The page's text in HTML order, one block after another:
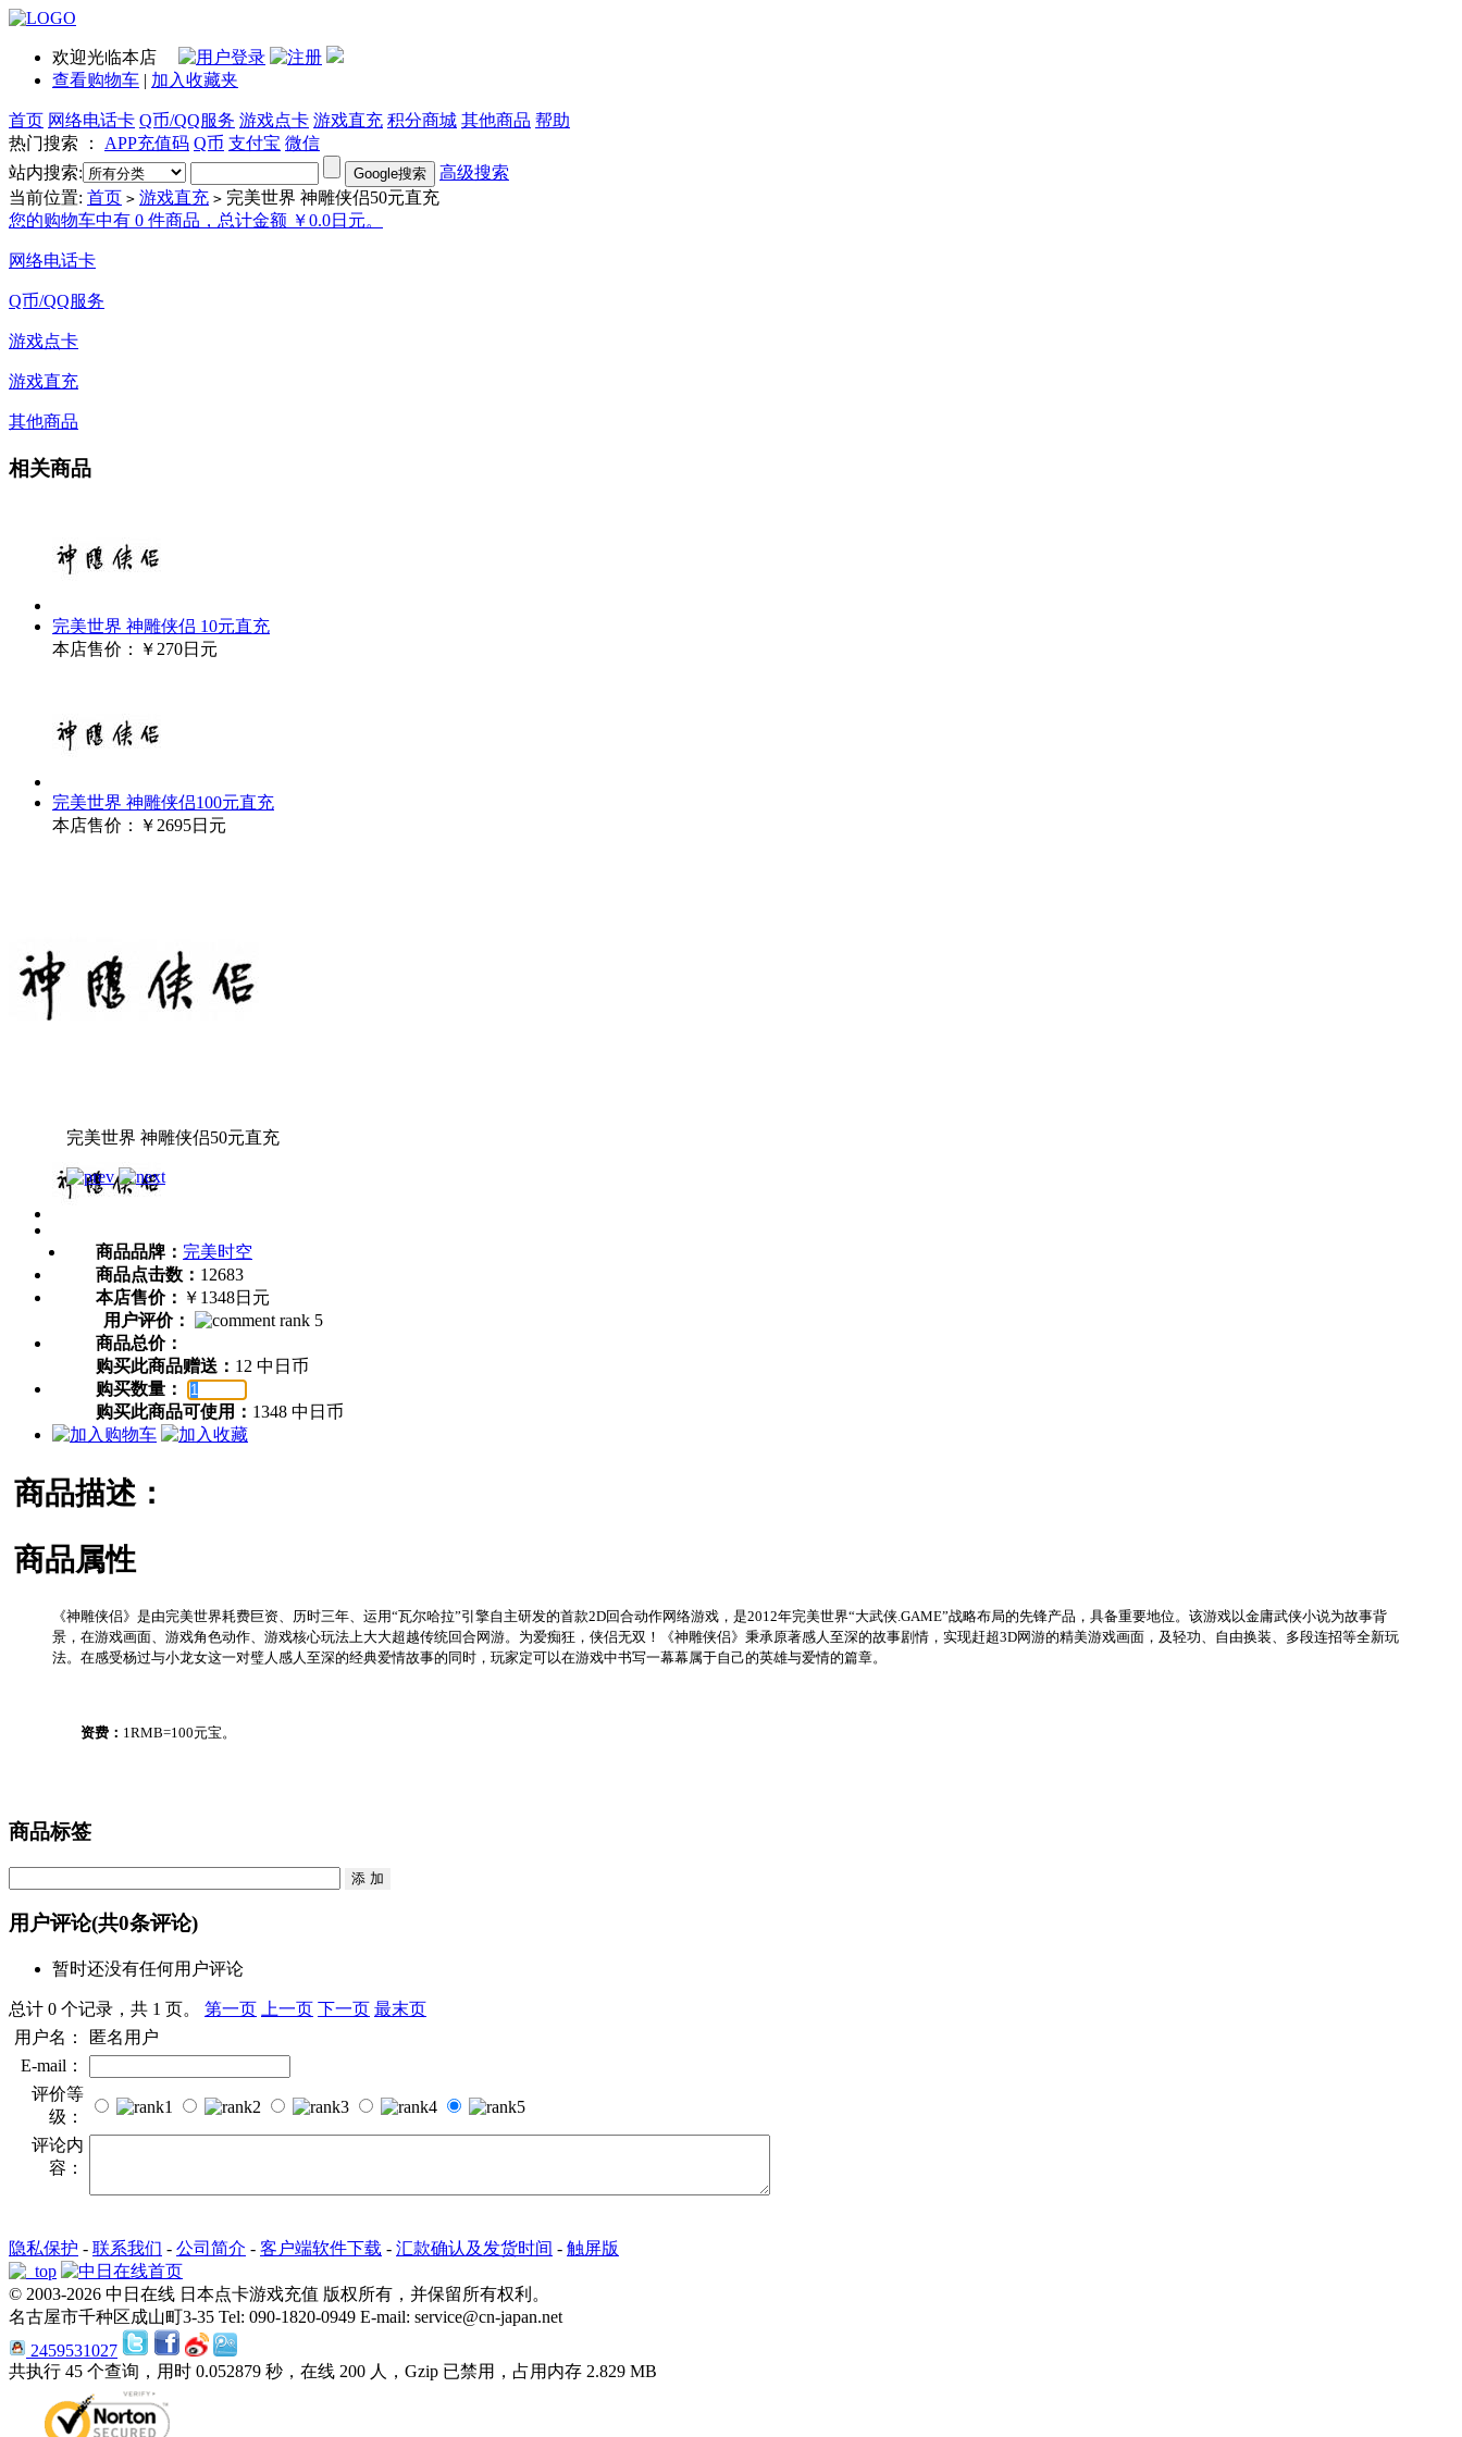
欢迎光临本店
查看购物车 | 加入收藏夹
首页 网络电话卡 Q币/QQ服务 游戏点卡 游戏直充 积分商城 其他商品 帮助
热门搜索 ： APP充值码 Q币 支付宝 微信
站内搜索:
高级搜索
当前位置: 首页 > 游戏直充 > 完美世界 神雕侠侣50元直充
您的购物车中有 0 件商品，总计金额 ￥0.0日元。
网络电话卡
Q币/QQ服务
游戏点卡
游戏直充
其他商品
相关商品
完美世界 神雕侠侣 10元直充
本店售价：
￥270日元
完美世界 神雕侠侣100元直充
本店售价：
￥2695日元
完美世界 神雕侠侣50元直充
商品品牌： 完美时空
商品点击数： 12683
本店售价： ￥1348日元
用户评价：
商品总价：
购买此商品赠送： 12 中日币
购买数量：
购买此商品可使用： 1348 中日币
商品描述：
商品属性
《神雕侠侣》是由完美世界耗费巨资、历时三年、运用“瓦尔哈拉”引擎自主研发的首款2D回合动作网络游戏，是2012年完美世界“大武侠.GAME”战略布局的先锋产品，具备重要地位。该游戏以金庸武侠小说为故事背
景，在游戏画面、游戏角色动作、游戏核心玩法上大大超越传统回合网游。为爱痴狂，侠侣无双！《神雕侠侣》秉承原著感人至深的故事剧情，实现赶超3D网游的精美游戏画面，及轻功、自由换装、多段连招等全新玩
法。在感受杨过与小龙女这一对璧人感人至深的经典爱情故事的同时，玩家定可以在游戏中书写一幕幕属于自己的英雄与爱情的篇章。
资费： 1RMB=100元宝。
商品标签
用户评论(共0条评论)
暂时还没有任何用户评论
总计 0 个记录，共 1 页。 第一页 上一页 下一页 最末页
用户名：
匿名用户
E-mail：
评价等
级：
评论内
容：
隐私保护 - 联系我们 - 公司简介 - 客户端软件下载 - 汇款确认及发货时间 - 触屏版
© 2003-2026 中日在线 日本点卡游戏充值 版权所有，并保留所有权利。
名古屋市千种区成山町3-35 Tel: 090-1820-0949 E-mail: service@cn-japan.net
2459531027
共执行 45 个查询，用时 0.052879 秒，在线 200 人，Gzip 已禁用，占用内存 2.829 MB